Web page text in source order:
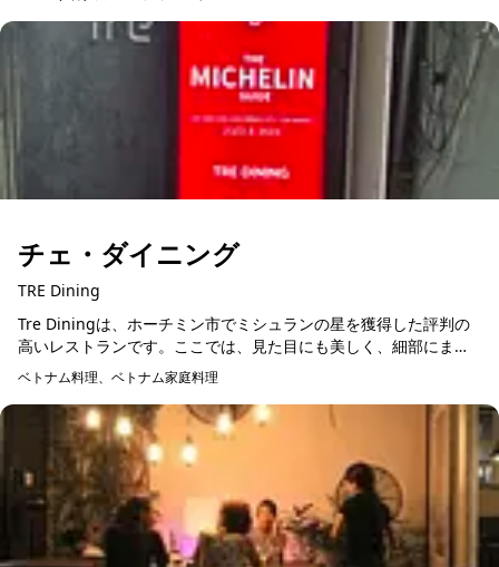
ベントのパーティーに...
チェ・ダイニング
TRE Dining
Tre Diningは、ホーチミン市でミシュランの星を獲得した評判の
高いレストランです。ここでは、見た目にも美しく、細部にまで
こだわった料理を楽しむことができます。一皿一皿が芸術作品の
ようで、味...
ベトナム料理、ベトナム家庭料理